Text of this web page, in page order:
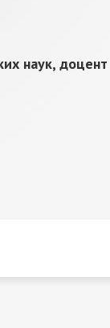
наук, доцент